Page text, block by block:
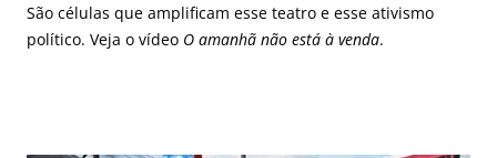
São células que amplificam esse teatro e esse ativismo
político. Veja o vídeo O amanhã não está à venda.